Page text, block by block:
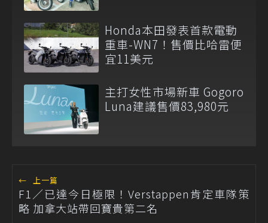
Honda本田發表首款電動
重車-WN7！售價比哈雷便
宜11美元
主打女性市場新車 Gogoro
Luna建議售價83,980元
← 上一篇
F1／已達今日極限！Verstappen肯定車隊策
略 加拿大站帶回寶貴第二名